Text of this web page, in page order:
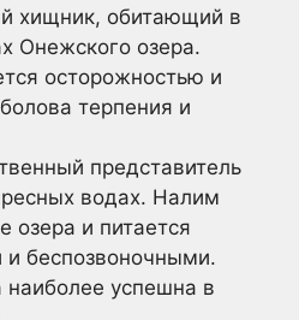
хищник, обитающий в
Онежского озера.
осторожностью и
терпения и
представитель
водах. Налим
озера и питается
беспозвоночными.
успешна в